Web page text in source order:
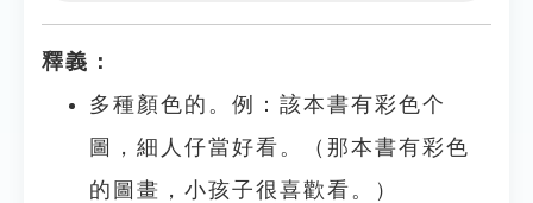
釋義：
多種顏色的。例：該本書有彩色个
圖，細人仔當好看。（那本書有彩色
的圖畫，小孩子很喜歡看。）